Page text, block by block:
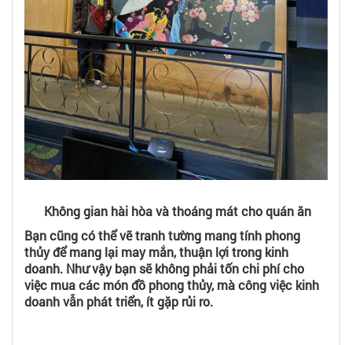
Không gian hài hòa và thoáng mát cho quán ăn
Bạn cũng có thể vẽ tranh tường mang tính phong
thủy để mang lại may mắn, thuận lợi trong kinh
doanh. Như vậy bạn sẽ không phải tốn chi phí cho
việc mua các món đồ phong thủy, mà công việc kinh
doanh vẫn phát triển, ít gặp rủi ro.